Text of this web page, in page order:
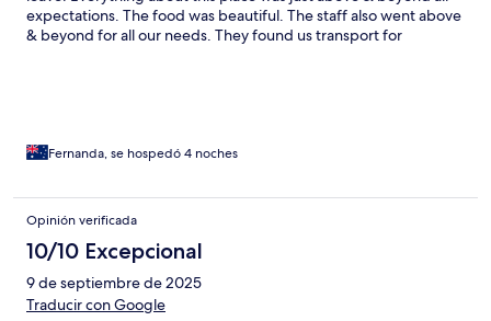
expectations. The food was beautiful. The staff also went above
& beyond for all our needs. They found us transport for
Fernanda, se hospedó 4 noches
Opinión verificada
10/10 Excepcional
9 de septiembre de 2025
Traducir con Google